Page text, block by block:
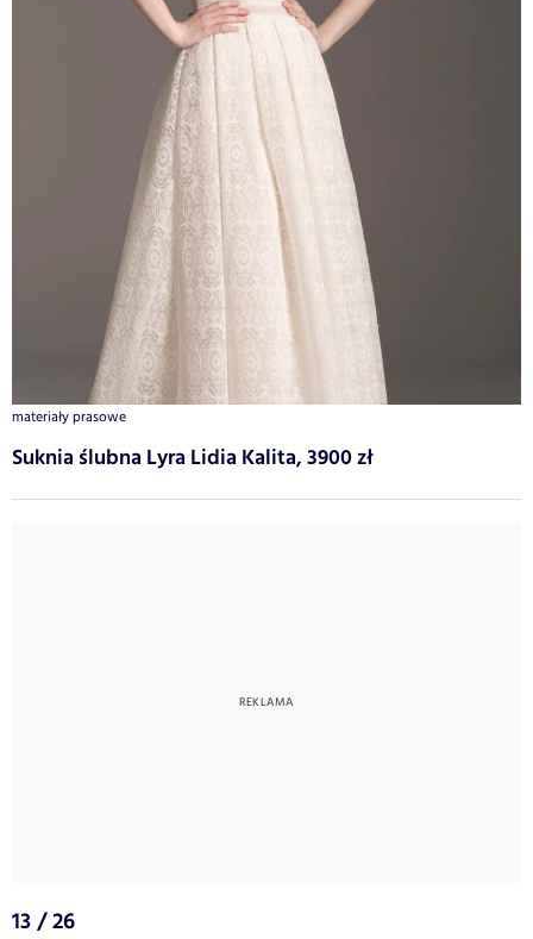
materiały prasowe
Suknia ślubna Lyra Lidia Kalita, 3900 zł
13 / 26